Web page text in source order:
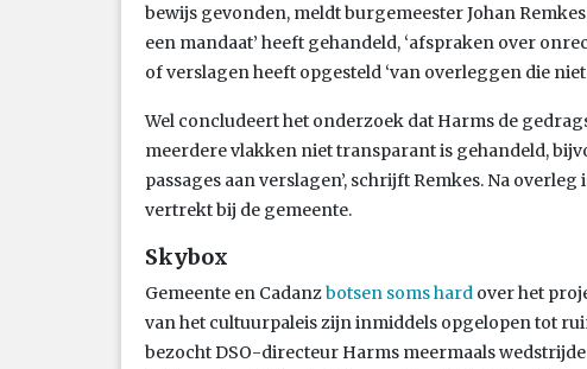
bewijs gevonden, meldt burgemeester Johan
een mandaat’ heeft gehandeld, ‘afspraken over
of verslagen heeft opgesteld ‘van overleggen die niet
Wel concludeert het onderzoek dat Harms de
meerdere vlakken niet transparant is gehandeld,
passages aan verslagen’, schrijft Remkes. Na
vertrekt bij de gemeente.
Skybox
Gemeente en Cadanzbotsen soms hard over het
van het cultuurpaleis zijn inmiddels opgelopen tot
bezocht DSO-directeur Harms meermaals